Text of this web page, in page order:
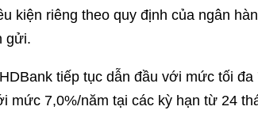
kiện riêng theo quy định của ngân
gửi.
tiếp tục dẫn đầu với mức tối đa
mức 7,0%/năm tại các kỳ hạn từ 24